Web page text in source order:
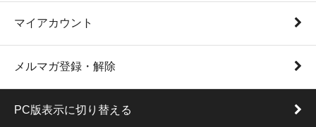
マイアカウント
メルマガ登録・解除
PC版表示に切り替える